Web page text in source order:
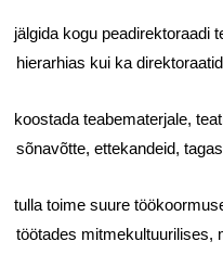
jälgida kogu peadirektoraadi
hierarhias kui ka
koostada teabematerjale,
sõnavõtte, ettekandeid,
tulla toime suure
töötades mitmekultuurilises,